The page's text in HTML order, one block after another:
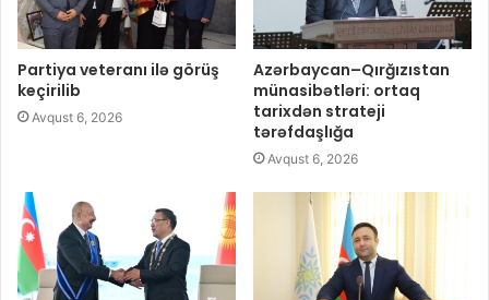
Partiya veteranı ilə görüş
keçirilib
Avqust 6, 2026
Azərbaycan–Qırğızıstan
münasibətləri: ortaq
tarixdən strateji
tərəfdaşlığa
Avqust 6, 2026